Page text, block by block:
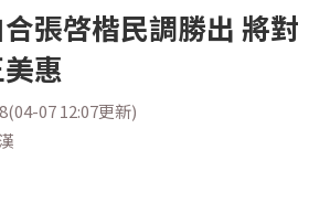
張啓楷民調勝出 將對
惠
07 12:07更新)